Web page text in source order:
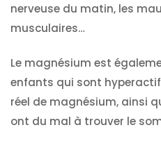
nerveuse du matin, les
musculaires…
Le magnésium est
enfants qui sont
réel de magnésium, ainsi
ont du mal à trouver le